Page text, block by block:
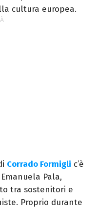
cultura europea.
Corrado Formigli c’è
Pala,
tra sostenitori e
Proprio durante